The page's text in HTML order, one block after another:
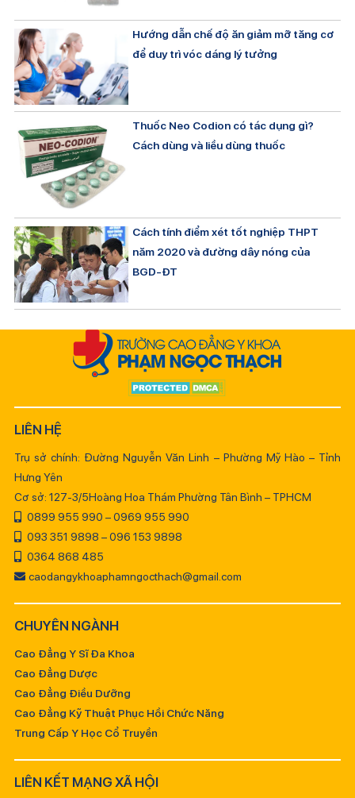
Hướng dẫn chế độ ăn giảm mỡ tăng cơ
để duy trì vóc dáng lý tưởng
Thuốc Neo Codion có tác dụng gì?
Cách dùng và liều dùng thuốc
Cách tính điểm xét tốt nghiệp THPT
năm 2020 và đường dây nóng của
BGD-ĐT
LIÊN HỆ
Trụ sở chính: Đường Nguyễn Văn Linh – Phường Mỹ Hào – Tỉnh
Hưng Yên
Cơ sở: 127-3/5Hoàng Hoa Thám Phường Tân Bình – TPHCM
0899 955 990 – 0969 955 990
093 351 9898 – 096 153 9898
0364 868 485
caodangykhoaphamngocthach@gmail.com
CHUYÊN NGÀNH
Cao Đẳng Y Sĩ Đa Khoa
Cao Đẳng Dược
Cao Đẳng Điều Dưỡng
Cao Đẳng Kỹ Thuật Phục Hồi Chức Năng
Trung Cấp Y Học Cổ Truyền
LIÊN KẾT MẠNG XÃ HỘI